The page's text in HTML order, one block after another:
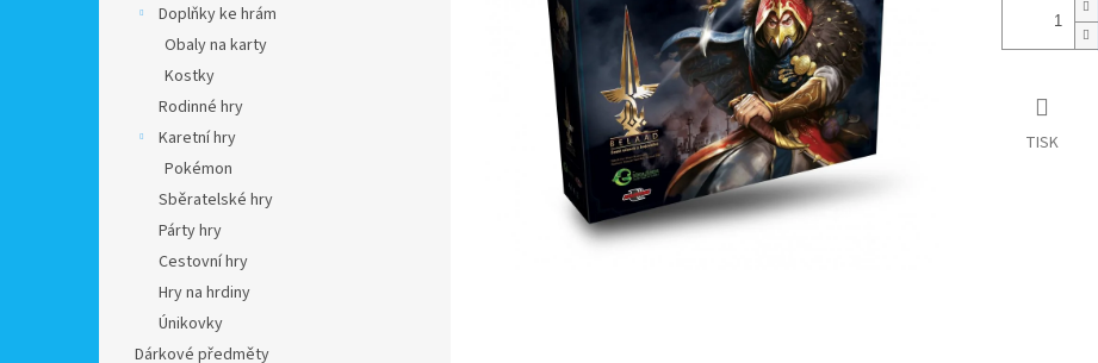
Doplňky ke hrám
Obaly na karty
Kostky
Rodinné hry
Karetní hry
Pokémon
Sběratelské hry
Párty hry
Cestovní hry
Hry na hrdiny
Únikovky
Dárkové předměty
TISK